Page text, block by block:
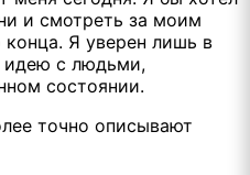
и смотреть за моим
конца. Я уверен лишь в
идею с людьми,
состоянии.
точно описывают